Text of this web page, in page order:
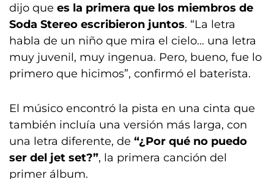
dijo que es la primera que los miembros de
Soda Stereo escribieron juntos. “La letra
habla de un niño que mira el cielo… una letra
muy juvenil, muy ingenua. Pero, bueno, fue lo
primero que hicimos”, confirmó el baterista.
El músico encontró la pista en una cinta que
también incluía una versión más larga, con
una letra diferente, de “¿Por qué no puedo
ser del jet set?”, la primera canción del
primer álbum.